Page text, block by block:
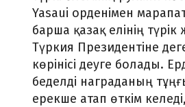
Yasaui орденімен
барша қазақ елінің
Түркия Президентіне
көрінісі деуге болады.
беделді награданың
ерекше атап өткім